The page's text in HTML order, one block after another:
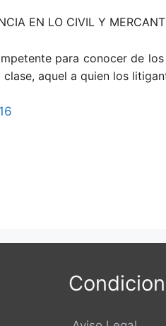
EN LO CIVIL Y
para conocer de
aquel a quien los
16